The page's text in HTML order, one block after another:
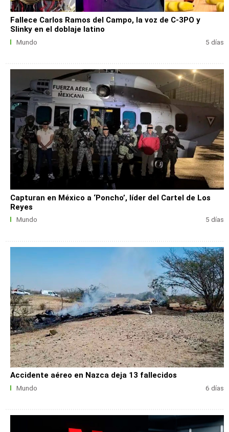
Fallece Carlos Ramos del Campo, la voz de C-3PO y
Slinky en el doblaje latino
Mundo 5 días
Capturan en México a ‘Poncho’, líder del Cartel de Los
Reyes
Mundo 5 días
Accidente aéreo en Nazca deja 13 fallecidos
Mundo 6 días